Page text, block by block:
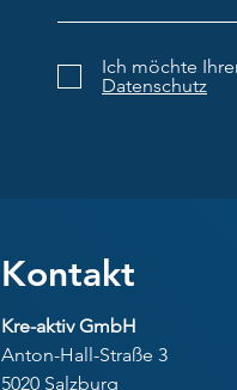
Ich möchte
Datenschutz
Kontakt
Kre-aktiv GmbH
Anton-Hall-Straße 3
5020 Salzburg